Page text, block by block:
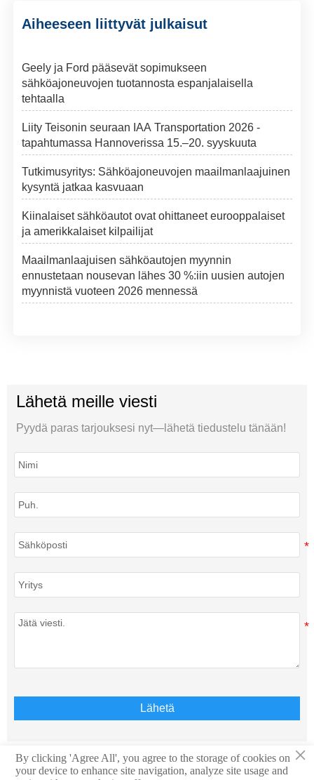
Aiheeseen liittyvät julkaisut
Geely ja Ford pääsevät sopimukseen
sähköajoneuvojen tuotannosta espanjalaisella
tehtaalla
Liity Teisonin seuraan IAA Transportation 2026 -
tapahtumassa Hannoverissa 15.–20. syyskuuta
Tutkimusyritys: Sähköajoneuvojen maailmanlaajuinen
kysyntä jatkaa kasvuaan
Kiinalaiset sähköautot ovat ohittaneet eurooppalaiset
ja amerikkalaiset kilpailijat
Maailmanlaajuisen sähköautojen myynnin
ennustetaan nousevan lähes 30 %:iin uusien autojen
myynnistä vuoteen 2026 mennessä
Lähetä meille viesti
Pyydä paras tarjouksesi nyt—lähetä tiedustelu tänään!
Lähetä
Tekijänoikeus © Teison Energy Technology Co.,Ltd. Kaikki
×
By clicking 'Agree All', you agree to the storage of cookies on
your device to enhance site navigation, analyze site usage and